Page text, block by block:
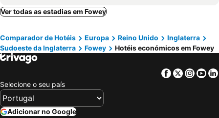
Premier Inn Liskeard
Ver todas as estadias em Fowey
Comparador de Hotéis Europa Reino Unido
Inglaterra
Sudoeste da Inglaterra
Fowey Hotéis económicos em Fowey
Facebook
Twitter
Selecione o seu país
Adicionar no Google